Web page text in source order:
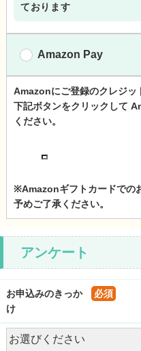
ております
Amazon Pay
Amazonにご登録のクレジッ
下記ボタンをクリックして
ください。
※Amazonギフトカードでの
予めご了承ください。
アンケート
お申込みのきっか
け
必須